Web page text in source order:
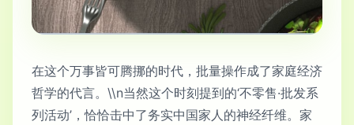
在这个万事皆可腾挪的时代，批量操作成了家庭经济
哲学的代言。\\n当然这个时刻提到的‘不零售·批发系
列活动’，恰恰击中了务实中国家人的神经纤维。家